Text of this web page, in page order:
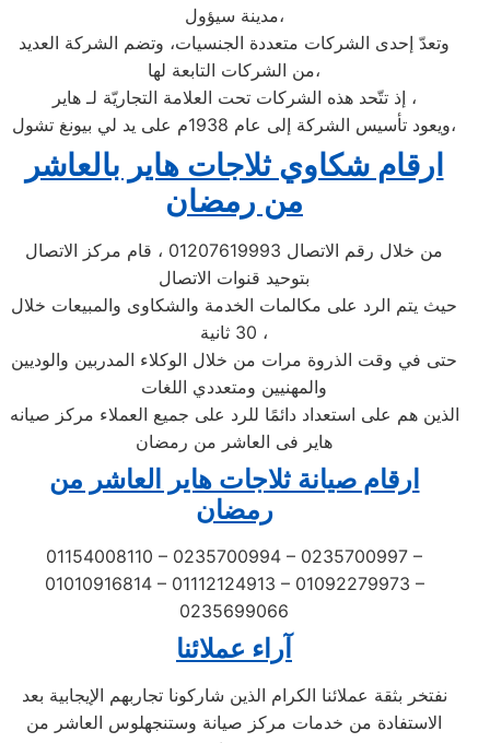
مدينة سيؤول،
وتعدّ إحدى الشركات متعددة الجنسيات، وتضم الشركة العديد
من الشركات التابعة لها،
إذ تتّحد هذه الشركات تحت العلامة التجاريّة لـ هاير ،
ويعود تأسيس الشركة إلى عام 1938م على يد لي بيونغ تشول،
ارقام شكاوي ثلاجات هاير بالعاشر
من رمضان
من خلال رقم الاتصال 01207619993 ، قام مركز الاتصال
بتوحيد قنوات الاتصال
حيث يتم الرد على مكالمات الخدمة والشكاوى والمبيعات خلال
30 ثانية ،
حتى في وقت الذروة مرات من خلال الوكلاء المدربين والوديين
والمهنيين ومتعددي اللغات
الذين هم على استعداد دائمًا للرد على جميع العملاء مركز صيانه
هاير فى العاشر من رمضان
ارقام صيانة ثلاجات هاير العاشر من
رمضان
01154008110 – 0235700994 – 0235700997 –
01010916814 – 01112124913 – 01092279973 –
0235699066
آراء عملائنا
نفتخر بثقة عملائنا الكرام الذين شاركونا تجاربهم الإيجابية بعد
الاستفادة من خدمات مركز صيانة وستنجهلوس العاشر من